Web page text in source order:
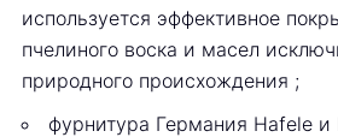
используется эффективное
пчелиного воска и масел
природного происхождения ;
фурнитура Германия Hafele и